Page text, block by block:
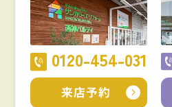
0120-454-031
来店予約